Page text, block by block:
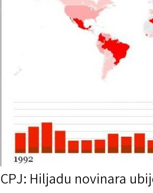
CPJ: Hiljadu novinara